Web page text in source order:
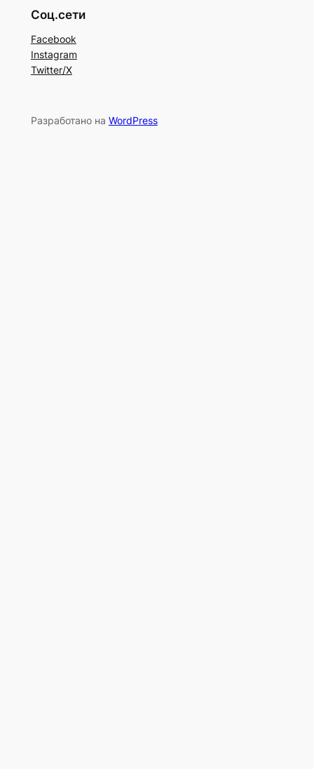
Соц.сети
Facebook
Instagram
Twitter/X
Разработано на WordPress